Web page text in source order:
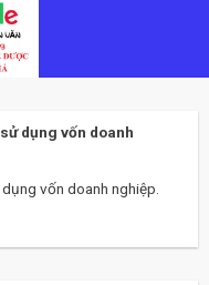
dụng vốn doanh
vốn doanh nghiệp.